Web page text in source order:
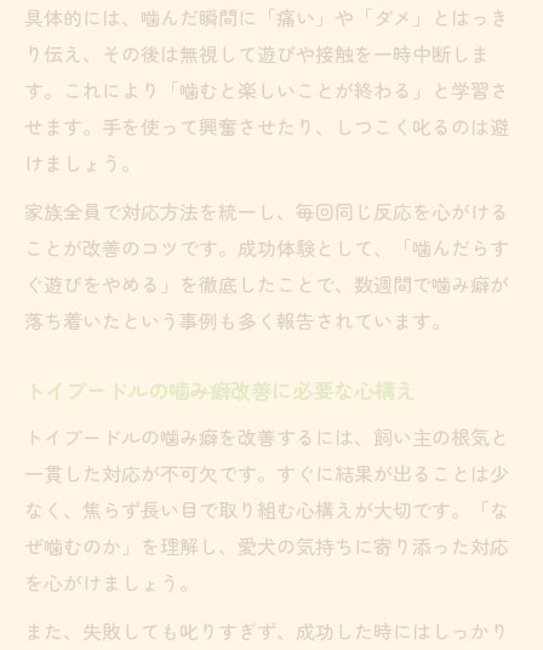
具体的には、噛んだ瞬間に「痛い」や「ダメ」とはっき
り伝え、その後は無視して遊びや接触を一時中断しま
す。これにより「噛むと楽しいことが終わる」と学習さ
せます。手を使って興奮させたり、しつこく叱るのは避
けましょう。
家族全員で対応方法を統一し、毎回同じ反応を心がける
ことが改善のコツです。成功体験として、「噛んだらす
ぐ遊びをやめる」を徹底したことで、数週間で噛み癖が
落ち着いたという事例も多く報告されています。
トイプードルの噛み癖改善に必要な心構え
トイプードルの噛み癖を改善するには、飼い主の根気と
一貫した対応が不可欠です。すぐに結果が出ることは少
なく、焦らず長い目で取り組む心構えが大切です。「な
ぜ噛むのか」を理解し、愛犬の気持ちに寄り添った対応
を心がけましょう。
また、失敗しても叱りすぎず、成功した時にはしっかり